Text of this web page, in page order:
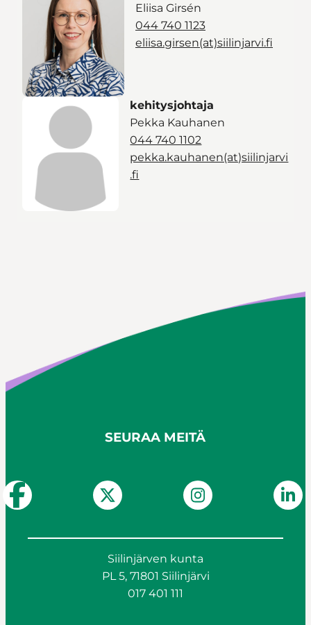
Eliisa Girsén
044 740 1123
eliisa.girsen(at)siilinjarvi.fi
kehitysjohtaja
Pekka Kauhanen
044 740 1102
pekka.kauhanen(at)siilinjarvi
.fi
SEURAA MEITÄ
Siilinjärven kunta
PL 5, 71801 Siilinjärvi
017 401 111